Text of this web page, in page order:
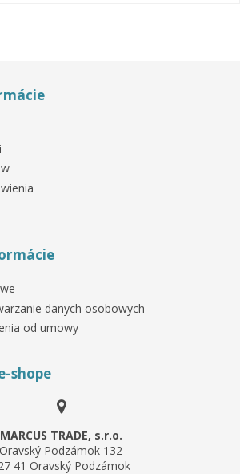
danych osobowych
od umowy
shope
MARCUS TRADE, s.r.o.
Oravský Podzámok 132
41 Oravský Podzámok